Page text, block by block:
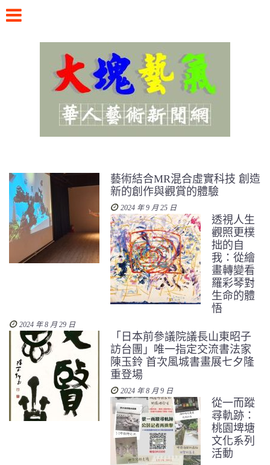
content
藝術結合MR混合虛實科技 創造
新的創作與觀賞的體驗
2024 年 9 月 25 日
透視人生
觀照更樸
拙的自
我：從繪
畫轉變看
羅彩琴對
生命的體
悟
2024 年 8 月 29 日
「日本前參議院議長山東昭子
訪台團」唯一指定交流書法家
陳玉鈴 首次風城書畫展七夕隆
重登場
2024 年 8 月 9 日
從一而蹤
尋軌跡：
桃園埤塘
文化系列
活動